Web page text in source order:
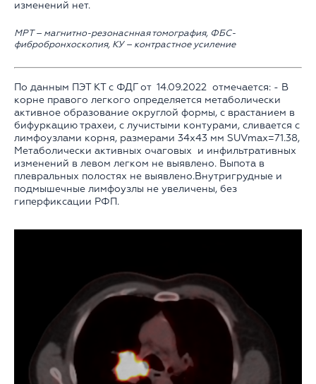
изменений нет.
МРТ – магнитно-резонаснная томография, ФБС-
фибробронхоскопия, КУ – контрастное усиление
По данным ПЭТ КТ с ФДГ от 14.09.2022 отмечается: - В
корне правого легкого определяется метаболически
активное образование округлой формы, c врастанием в
бифуркацию трахеи, с лучистыми контурами, сливается с
лимфоузлами корня, размерами 34х43 мм SUVmax=71.38,
Метаболически активных очаговых и инфильтративных
изменений в левом легком не выявлено. Выпота в
плевральных полостях не выявлено.Внутригрудные и
подмышечные лимфоузлы не увеличены, без
гиперфиксации РФП.